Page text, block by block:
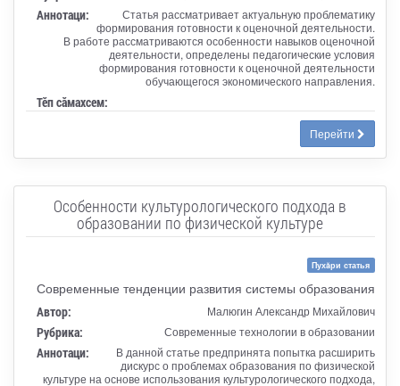
Аннотаци:
Статья рассматривает актуальную проблематику
формирования готовности к оценочной деятельности.
В работе рассматриваются особенности навыков оценочной
деятельности, определены педагогические условия
формирования готовности к оценочной деятельности
обучающегося экономического направления.
Тӗп сӑмахсем:
Перейти
Особенности культурологического подхода в
образовании по физической культуре
Пухăри статья
Современные тенденции развития системы образования
Автор: Малюгин Александр Михайлович
Рубрика: Современные технологии в образовании
Аннотаци:
В данной статье предпринята попытка расширить
дискурс о проблемах образования по физической
культуре на основе использования культурологического подхода,